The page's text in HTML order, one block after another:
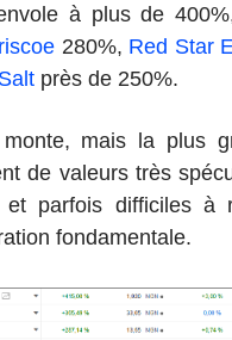
à plus de
280%, Red Star
près de 250%.
monte, mais la plus
de valeurs très
et parfois difficiles à
fondamentale.